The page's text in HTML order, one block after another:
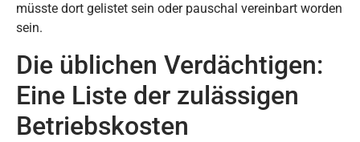
müsste dort gelistet sein oder pauschal vereinbart worden
sein.
Die üblichen Verdächtigen:
Eine Liste der zulässigen
Betriebskosten